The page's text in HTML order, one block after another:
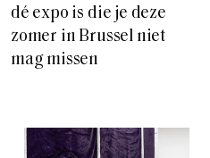
dé expo is die je deze
zomer in Brussel niet
mag missen